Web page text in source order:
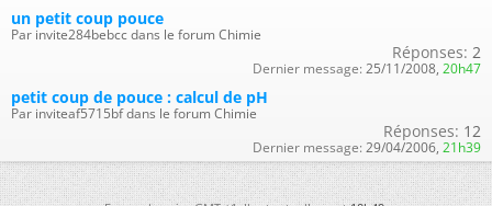
un petit coup pouce
Par invite284bebcc dans le forum Chimie
Réponses: 2
Dernier message: 25/11/2008, 20h47
petit coup de pouce : calcul de pH
Par inviteaf5715bf dans le forum Chimie
Réponses: 12
Dernier message: 29/04/2006, 21h39